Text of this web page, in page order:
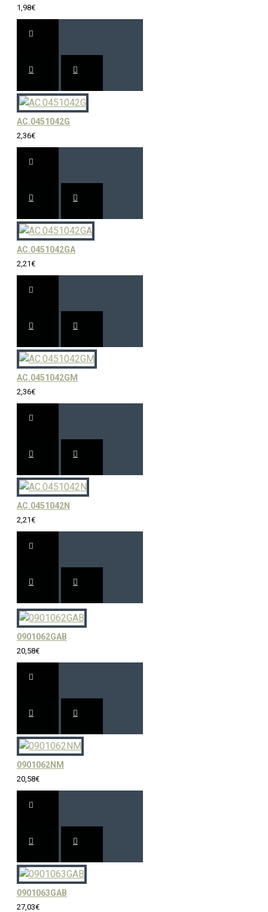
1,98€
AC.0451042G
2,36€
AC.0451042GA
2,21€
AC.0451042GM
2,36€
AC.0451042N
2,21€
0901062GAB
20,58€
0901062NM
20,58€
0901063GAB
27,03€